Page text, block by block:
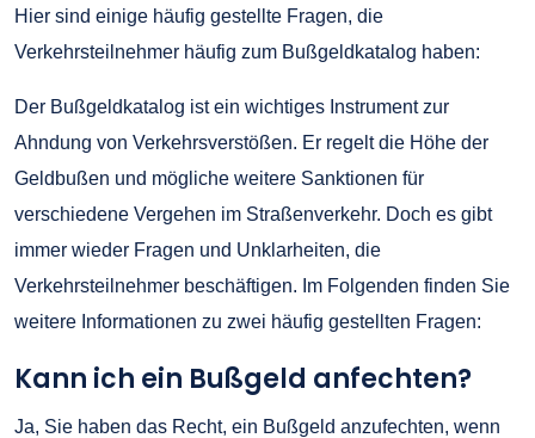
Hier sind einige häufig gestellte Fragen, die
Verkehrsteilnehmer häufig zum Bußgeldkatalog haben:
Der Bußgeldkatalog ist ein wichtiges Instrument zur
Ahndung von Verkehrsverstößen. Er regelt die Höhe der
Geldbußen und mögliche weitere Sanktionen für
verschiedene Vergehen im Straßenverkehr. Doch es gibt
immer wieder Fragen und Unklarheiten, die
Verkehrsteilnehmer beschäftigen. Im Folgenden finden Sie
weitere Informationen zu zwei häufig gestellten Fragen:
Kann ich ein Bußgeld anfechten?
Ja, Sie haben das Recht, ein Bußgeld anzufechten, wenn